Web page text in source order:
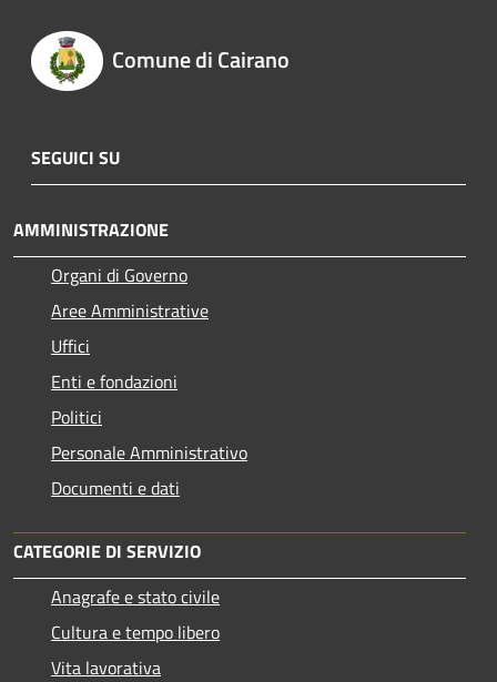
Comune di Cairano
SEGUICI SU
AMMINISTRAZIONE
Organi di Governo
Aree Amministrative
Uffici
Enti e fondazioni
Politici
Personale Amministrativo
Documenti e dati
CATEGORIE DI SERVIZIO
Anagrafe e stato civile
Cultura e tempo libero
Vita lavorativa